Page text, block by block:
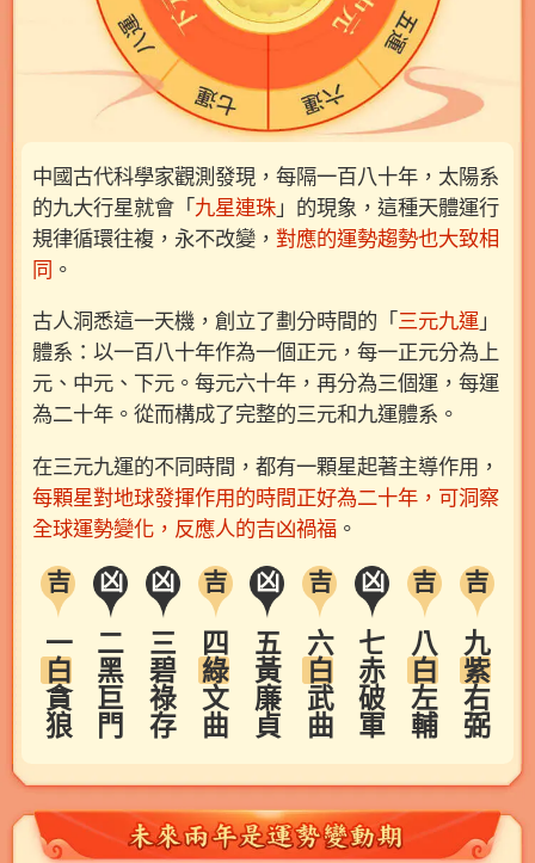
中國古代科學家觀測發現，每隔一百八十年，太陽系
的九大行星就會「九星連珠」的現象，這種天體運行
規律循環往複，永不改變， 對應的運勢趨勢也大致相
同 。
古人洞悉這一天機，創立了劃分時間的「 三元九運」
體系：以一百八十年作為一個正元，每一正元分為上
元、中元、下元。每元六十年，再分為三個運，每運
為二十年。從而構成了完整的三元和九運體系。
在三元九運的不同時間，都有一顆星起著主導作用，
每顆星對地球發揮作用的時間正好為二十年，可洞察
全球運勢變化，反應人的吉凶禍福。
吉
一
白
貪狼
凶
二黑巨門
凶
三碧祿存
吉
四
綠
文曲
凶
五黃廉貞
吉
六
白
武曲
凶
七赤破軍
吉
八
白
左輔
吉
九
紫
右弼